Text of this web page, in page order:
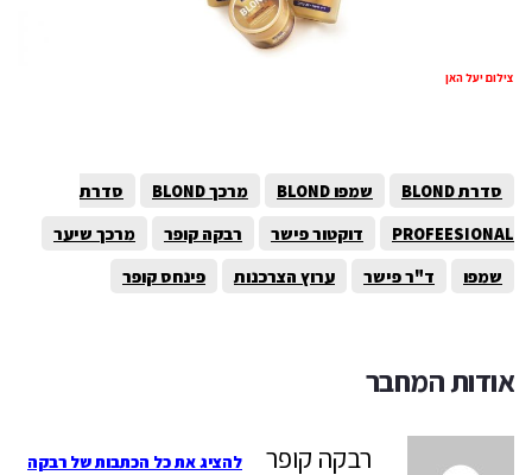
צילום יעל האן
סדרת BLOND שמפו BLOND מרכך BLOND
סדרת
PROFEESIONAL
דוקטור פישר רבקה קופר
מרכך שיער
שמפו
ד"ר פישר ערוץ הצרכנות פינחס קופר
אודות המחבר
רבקה קופר להציג את כל הכתבות של רבקה